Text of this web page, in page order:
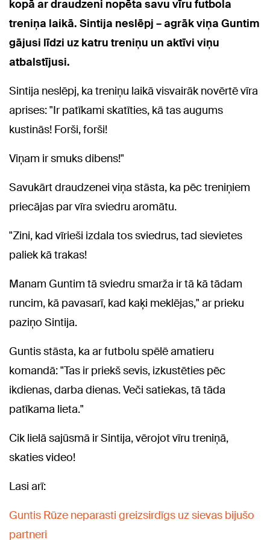
kopā ar draudzeni nopēta savu vīru futbola
treniņa laikā. Sintija neslēpj – agrāk viņa Guntim
gājusi līdzi uz katru treniņu un aktīvi viņu
atbalstījusi.
Sintija neslēpj, ka treniņu laikā visvairāk novērtē vīra
aprises: "Ir patīkami skatīties, kā tas augums
kustinās! Forši, forši!
Viņam ir smuks dibens!"
Savukārt draudzenei viņa stāsta, ka pēc treniņiem
priecājas par vīra sviedru aromātu.
"Zini, kad vīrieši izdala tos sviedrus, tad sievietes
paliek kā trakas!
Manam Guntim tā sviedru smarža ir tā kā tādam
runcim, kā pavasarī, kad kaķi meklējas," ar prieku
paziņo Sintija.
Guntis stāsta, ka ar futbolu spēlē amatieru
komandā: "Tas ir priekš sevis, izkustēties pēc
ikdienas, darba dienas. Veči satiekas, tā tāda
patīkama lieta."
Cik lielā sajūsmā ir Sintija, vērojot vīru treniņā,
skaties video!
Lasi arī:
Guntis Rūze neparasti greizsirdīgs uz sievas bijušo
partneri